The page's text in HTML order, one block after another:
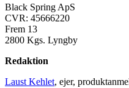
Black Spring ApS
CVR: 45666220
Frem 13
2800 Kgs. Lyngby
Redaktion
Laust Kehlet, ejer,